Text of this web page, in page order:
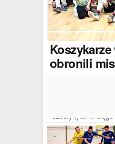
Koszykarze
obronili